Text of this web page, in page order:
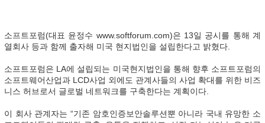
소프트포럼(대표 윤정수 www.softforum.com)은 13일 공시를 통해 계
열회사 등과 함께 출자해 미국 현지법인을 설립한다고 밝혔다.
소프트포럼은 LA에 설립되는 미국현지법인을 통해 향후 소프트포럼의
소프트웨어산업과 LCD사업 외에도 관계사들의 사업 확대를 위한 비즈
니스 허브로서 글로벌 네트워크를 구축한다는 계획이다.
이 회사 관계자는 “기존 암호인증보안솔루션뿐 아니라 국내 유망한 소